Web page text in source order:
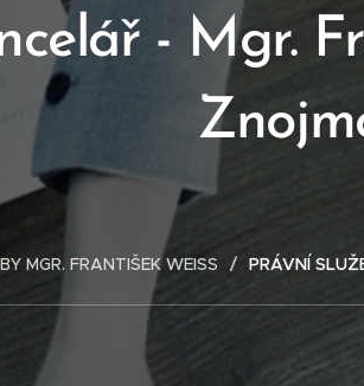
- Mgr.
MGR. FRANTIŠEK WEISS PRÁVNÍ